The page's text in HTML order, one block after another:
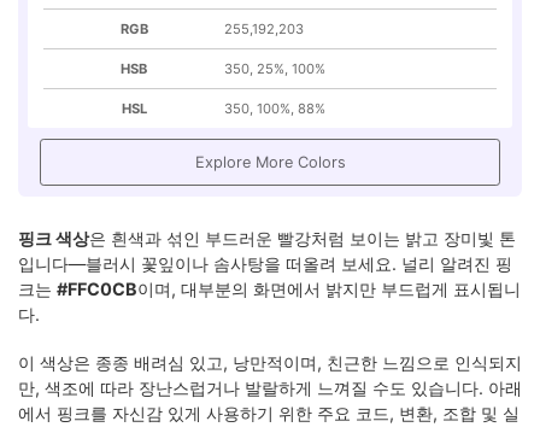
핑크 색상은 흰색과 섞인 부드러운 빨강처럼 보이는 밝고 장미빛 톤
입니다—블러시 꽃잎이나 솜사탕을 떠올려 보세요. 널리 알려진 핑
크는 #FFC0CB이며, 대부분의 화면에서 밝지만 부드럽게 표시됩니
다.
이 색상은 종종 배려심 있고, 낭만적이며, 친근한 느낌으로 인식되지
만, 색조에 따라 장난스럽거나 발랄하게 느껴질 수도 있습니다. 아래
에서 핑크를 자신감 있게 사용하기 위한 주요 코드, 변환, 조합 및 실
RGB 255,192,203
HSB 350, 25%, 100%
HSL 350, 100%, 88%
Explore More Colors